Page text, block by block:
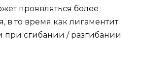
проявляться более
то время как лигаментит
при сгибании / разгибании